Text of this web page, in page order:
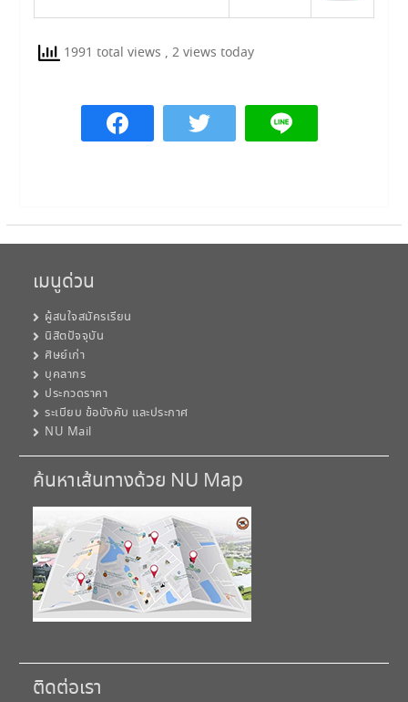
1991 total views , 2 views today
เมนูด่วน
ผู้สนใจสมัครเรียน
นิสิตปัจจุบัน
ศิษย์เก่า
บุคลากร
ประกวดราคา
ระเบียบ ข้อบังคับ และประกาศ
NU Mail
ค้นหาเส้นทางด้วย NU Map
ติดต่อเรา